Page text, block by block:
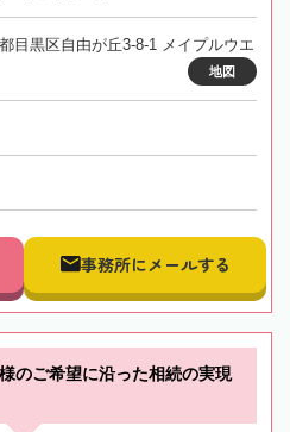
目黒区自由が丘3-8-1 メイプルウエ
地図
事務所にメールする
のご希望に沿った相続の実現